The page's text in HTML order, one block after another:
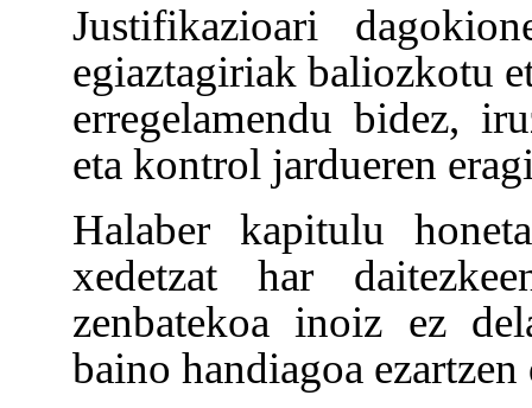
Justifikazioari
egiaztagiriak baliozkotu
erregelamendu bidez,
eta kontrol jardueren
Halaber kapitulu
xedetzat har
zenbatekoa inoiz ez
baino handiagoa ezartzen